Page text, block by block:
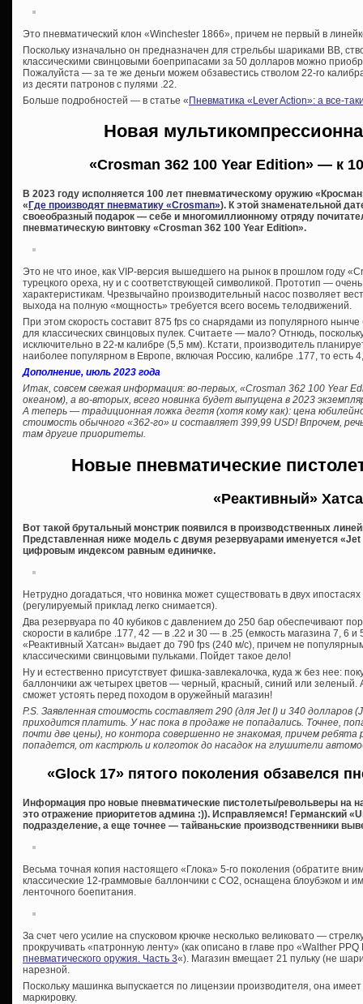
Это пневматический клон «Winchester 1866», причем не первый в
Поскольку изначально он предназначен для стрельбы шариками ВВ,
классическими свинцовыми боеприпасами за 50 долларов можно
Пожалуйста — за те же деньги можем обзавестись стволом 22-го
из десяти патронов с пулями .22.
Больше подробностей — в статье «Пневматика «Lever Action»: а все-
Новая
«Crosman 362 100 Year Edition» — к
В 2023 году исполняется 100 лет пневматическому оружию
« Где производят пневматику «Crosman»). К этой знаменательной
своеобразный подарок — себе и многомиллионному отряду
пневматическую винтовку «Crosman 362 100 Year Edition».
Это не что иное, как VIP-версия вышедшего на рынок в прошлом году
турецкого ореха, ну и с соответствующей символикой. Прототип —
характеристикам. Чрезвычайно производительный насос позволяет
выхода на полную «мощность» требуется всего восемь телодвижений.
При этом скорость составит 875 fps со снарядами из популярного
для классических свинцовых пулек. Считаете — мало? Отнюдь,
исключительно в 22-м калибре (5,5 мм). Кстати, производитель
наиболее популярном в Европе, включая Россию, калибре .177, то есть
Дополнение, июль 2023 года
Итак, совсем свежая информация: во-первых, «Crosman 362 100 Year
океаном), а во-вторых, всего новинка будет выпущена в 2023
А теперь — традиционная ложка дегтя (хотя кому как): цена
стоимость обычного «362-го» и составляет 399,99 USD! Впрочем,
там другие приоритеты.
Новые пневматические
«Реактивный»
Вот такой брутальный монстрик появился в производственных
Представленная ниже модель с двумя резервуарами именуется
цифровым индексом равным единичке.
Нетрудно догадаться, что новинка может существовать в двух
(регулируемый приклад легко снимается).
Два резервуара по 40 кубиков с давлением до 250 бар обеспечивают
скорости в калибре .177, 42 — в .22 и 30 — в .25 (емкость магазина 7, 6 и
«Реактивный Хатсан» выдает до 790 fps (240 м/c), причем не
классическими свинцовыми пульками. Пойдет такое дело!
Ну и естественно присутствует фишка-завлекалочка, куда ж без нее:
баллончики аж четырех цветов — черный, красный, синий или зеленый.
сможет устоять перед походом в оружейный магазин!
P.S. Заявленная стоимость составляет 290 (для Jet I) и 340
приходится платить. У нас пока в продаже не попадались. Точнее,
почти две цены), но контора совершенно не знакомая, причем
попадется, от кастрюль и колготок до насадок на глушители
«Glock 17» пятого поколения обзавелся
Информация про новые пневматические пистолеты/револьверы на
это отражение приоритетов админа :)). Исправляемся! Германский
подразделение, а еще точнее — тайваньские производственники
Весьма точная копия настоящего «Глока» 5-го поколения (обратите
классические 12-граммовые баллончики с СО2, оснащена блоубэком и
ленточного боепитания.
За счет чего усилие на спусковом крючке несколько великовато —
прокручивать «патронную ленту» (как описано в главе про «Walther PPQ
пневматического оружия. Часть 3«). Магазин вмещает 21 пульку (не
нарезной.
Поскольку машинка выпускается по лицензии производителя, она
маркировку.